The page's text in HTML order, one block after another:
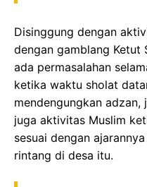
Disinggung dengan
dengan gamblang Ketut
ada permasalahan
ketika waktu sholat
mendengungkan adzan,
juga aktivitas Muslim
sesuai dengan
rintang di desa itu.